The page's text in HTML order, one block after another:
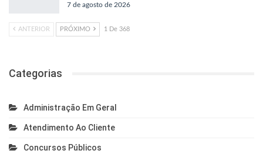
7 de agosto de 2026
ANTERIOR PRÓXIMO 1 De 368
Categorias
Administração Em Geral
Atendimento Ao Cliente
Concursos Públicos